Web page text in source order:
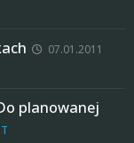
07.01.2011
planowanej